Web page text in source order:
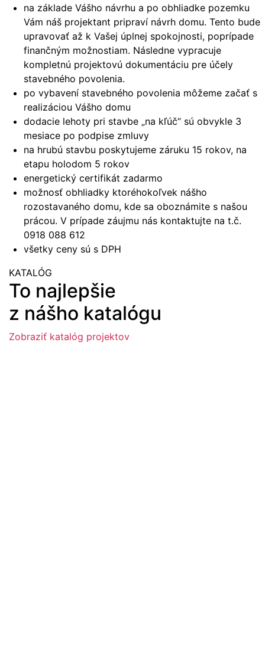
na základe Vášho návrhu a po obhliadke pozemku
Vám náš projektant pripraví návrh domu. Tento bude
upravovať až k Vašej úplnej spokojnosti, poprípade
finančným možnostiam. Následne vypracuje
kompletnú projektovú dokumentáciu pre účely
stavebného povolenia.
po vybavení stavebného povolenia môžeme začať s
realizáciou Vášho domu
dodacie lehoty pri stavbe „na kľúč“ sú obvykle 3
mesiace po podpise zmluvy
na hrubú stavbu poskytujeme záruku 15 rokov, na
etapu holodom 5 rokov
energetický certifikát zadarmo
možnosť obhliadky ktoréhokoľvek nášho
rozostavaného domu, kde sa oboznámite s našou
prácou. V prípade záujmu nás kontaktujte na t.č.
0918 088 612
všetky ceny sú s DPH
KATALÓG
To najlepšie
z nášho katalógu
Zobraziť katalóg projektov